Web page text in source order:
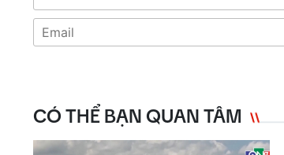
CÓ THỂ BẠN QUAN TÂM